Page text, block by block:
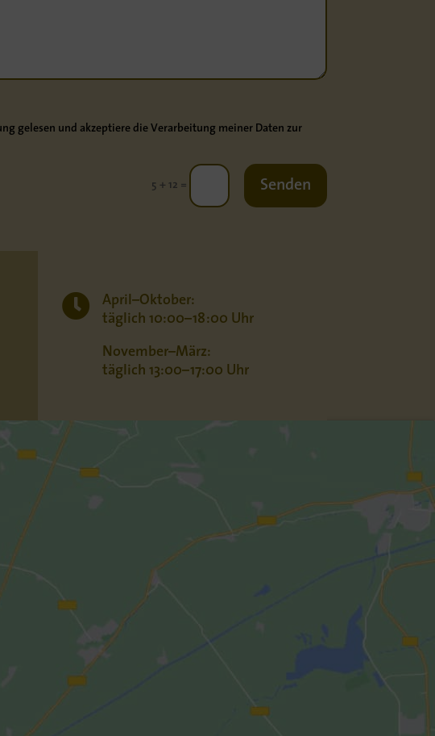
gelesen und akzeptiere die Verarbeitung meiner Daten zur
5 + 12 = Senden

April–Oktober:
täglich 10:00–18:00 Uhr
November–März:
täglich 13:00–17:00 Uhr